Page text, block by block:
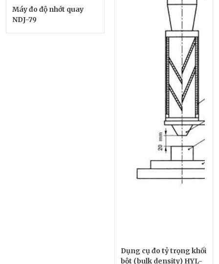
Máy đo độ nhớt quay
NDJ-79
Dụng cụ đo tỷ trọng khối
bột (bulk density) HYL-